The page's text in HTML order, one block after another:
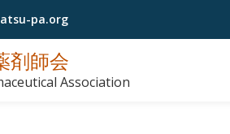
pa.org
剤師会
Association